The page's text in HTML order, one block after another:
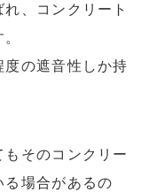
、コンクリート
の遮音性しか持
そのコンクリー
る場合があるの